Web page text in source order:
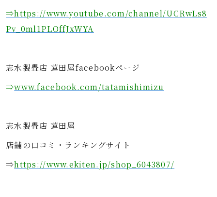
⇒https://www.youtube.com/channel/UCRwLs8
Pv_0ml1PLOffJxWYA
志水製畳店 蓮田屋facebookページ
⇒www.facebook.com/tatamishimizu
志水製畳店 蓮田屋
店舗の口コミ・ランキングサイト
⇒https://www.ekiten.jp/shop_6043807/